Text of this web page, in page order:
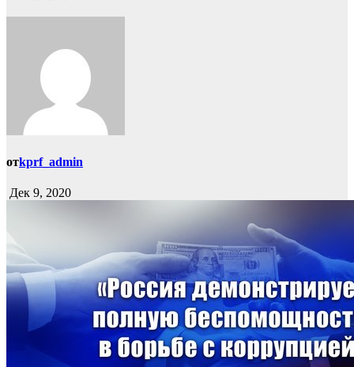
отkprf_admin
Дек 9, 2020